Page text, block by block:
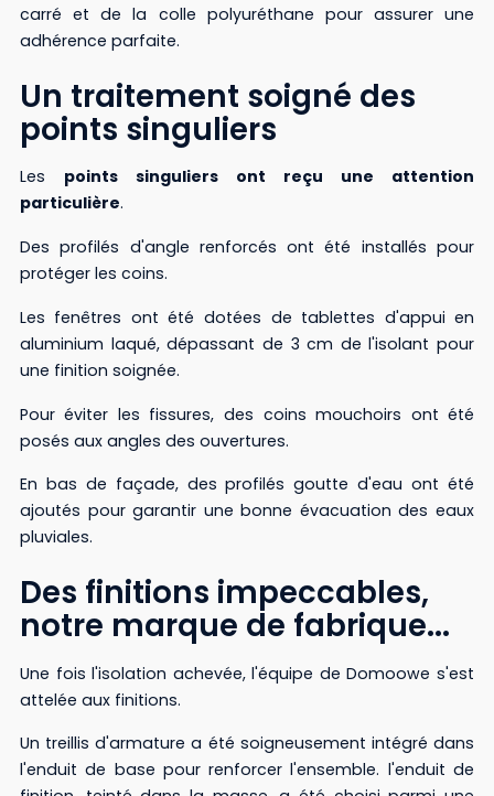
carré et de la colle polyuréthane pour assurer une
adhérence parfaite.
Un traitement soigné des
points singuliers
Les points singuliers ont reçu une attention
particulière.
Des profilés d'angle renforcés ont été installés pour
protéger les coins.
Les fenêtres ont été dotées de tablettes d'appui en
aluminium laqué, dépassant de 3 cm de l'isolant pour
une finition soignée.
Pour éviter les fissures, des coins mouchoirs ont été
posés aux angles des ouvertures.
En bas de façade, des profilés goutte d'eau ont été
ajoutés pour garantir une bonne évacuation des eaux
pluviales.
Des finitions impeccables,
notre marque de fabrique...
Une fois l'isolation achevée, l'équipe de Domoowe s'est
attelée aux finitions.
Un treillis d'armature a été soigneusement intégré dans
l'enduit de base pour renforcer l'ensemble. l'enduit de